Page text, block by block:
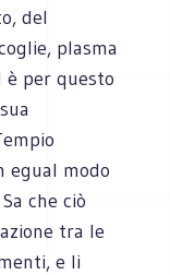
del
plasma
è per questo
egual modo
che ciò
tra le
e li